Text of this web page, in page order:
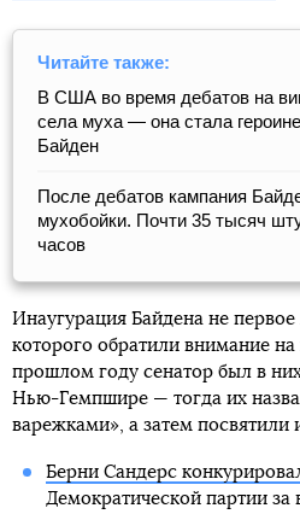
Читайте также:
В США во время дебатов на
села муха — она стала
Байден
После дебатов кампания
мухобойки. Почти 35 тысяч
часов
Инаугурация Байдена не
которого обратили внимание
прошлом году сенатор был в
Нью-Гемпшире — тогда их
варежками», а затем посвятили
Берни Сандерс
Демократической партии